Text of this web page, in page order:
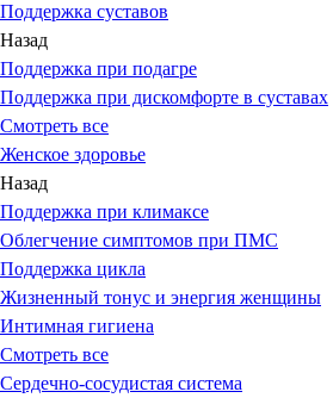
Поддержка суставов
Назад
Поддержка при подагре
Поддержка при дискомфорте в суставах
Смотреть все
Женское здоровье
Назад
Поддержка при климаксе
Облегчение симптомов при ПМС
Поддержка цикла
Жизненный тонус и энергия женщины
Интимная гигиена
Смотреть все
Сердечно-сосудистая система